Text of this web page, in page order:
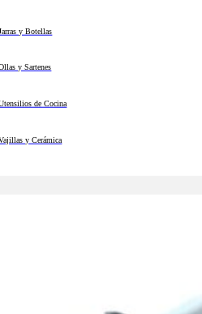
y Botellas
y Sartenes
de Cocina
y Cerámica